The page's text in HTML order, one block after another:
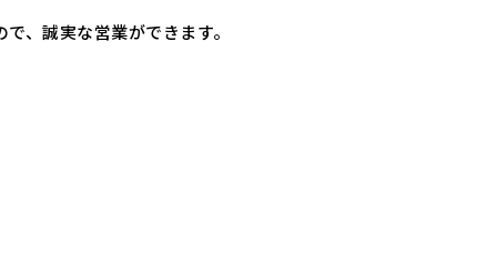
、誠実な営業ができます。